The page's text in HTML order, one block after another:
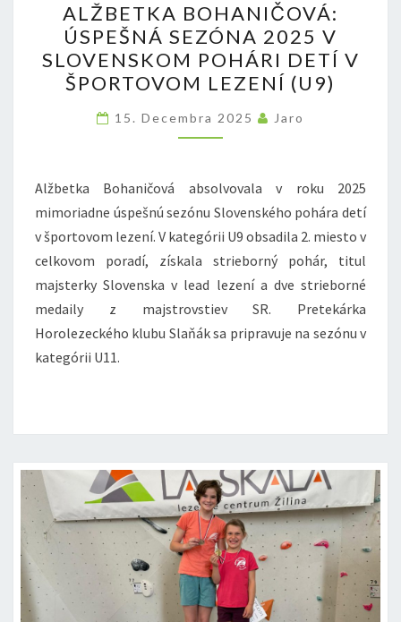
BOHANIČOVÁ:
ÚSPEŠNÁ
SEZÓNA
2025
V
SLOVENSKOM
DETÍ
V
ŠPORTOVOM
LEZENÍ
(U9)
ALŽBETKA BOHANIČOVÁ:
ÚSPEŠNÁ SEZÓNA 2025 V
SLOVENSKOM POHÁRI DETÍ V
ŠPORTOVOM LEZENÍ (U9)
15. Decembra 2025 Jaro
Alžbetka Bohaničová absolvovala v roku 2025
mimoriadne úspešnú sezónu Slovenského pohára detí
v športovom lezení. V kategórii U9 obsadila 2. miesto v
celkovom poradí, získala strieborný pohár, titul
majsterky Slovenska v lead lezení a dve strieborné
medaily z majstrovstiev SR. Pretekárka
Horolezeckého klubu Slaňák sa pripravuje na sezónu v
kategórii U11.